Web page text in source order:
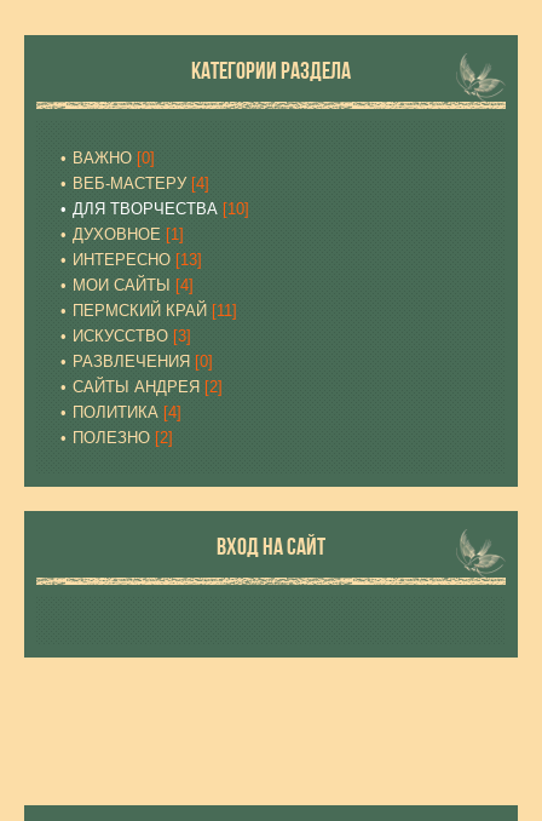
КАТЕГОРИИ РАЗДЕЛА
ВАЖНО [0]
ВЕБ-МАСТЕРУ [4]
ДЛЯ ТВОРЧЕСТВА [10]
ДУХОВНОЕ [1]
ИНТЕРЕСНО [13]
МОИ САЙТЫ
[4]
ПЕРМСКИЙ КРАЙ [11]
ИСКУССТВО [3]
РАЗВЛЕЧЕНИЯ [0]
САЙТЫ АНДРЕЯ [2]
ПОЛИТИКА [4]
ПОЛЕЗНО [2]
ВХОД НА САЙТ